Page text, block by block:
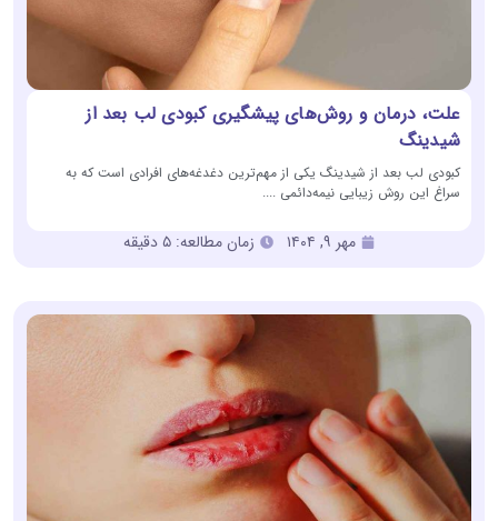
علت، درمان و روش‌های پیشگیری کبودی لب بعد از
شیدینگ
کبودی لب بعد از شیدینگ یکی از مهم‌ترین دغدغه‌های افرادی است که به
سراغ این روش زیبایی نیمه‌دائمی ....
مهر ۹, ۱۴۰۴ زمان مطالعه: ۵ دقیقه